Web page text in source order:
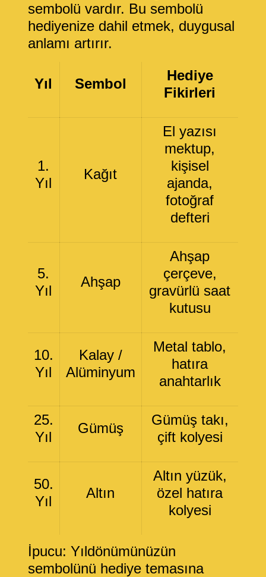
sembolü vardır. Bu sembolü
hediyenize dahil etmek, duygusal
anlamı artırır.
Yıl Sembol
Hediye
Fikirleri
1.
Yıl
Kağıt
El yazısı
mektup,
kişisel
ajanda,
fotoğraf
defteri
5.
Yıl
Ahşap
Ahşap
çerçeve,
gravürlü saat
kutusu
10.
Yıl
Kalay /
Alüminyum
Metal tablo,
hatıra
anahtarlık
25.
Yıl
Gümüş
Gümüş takı,
çift kolyesi
50.
Yıl
Altın
Altın yüzük,
özel hatıra
kolyesi
İpucu: Yıldönümünüzün
sembolünü hediye temasına